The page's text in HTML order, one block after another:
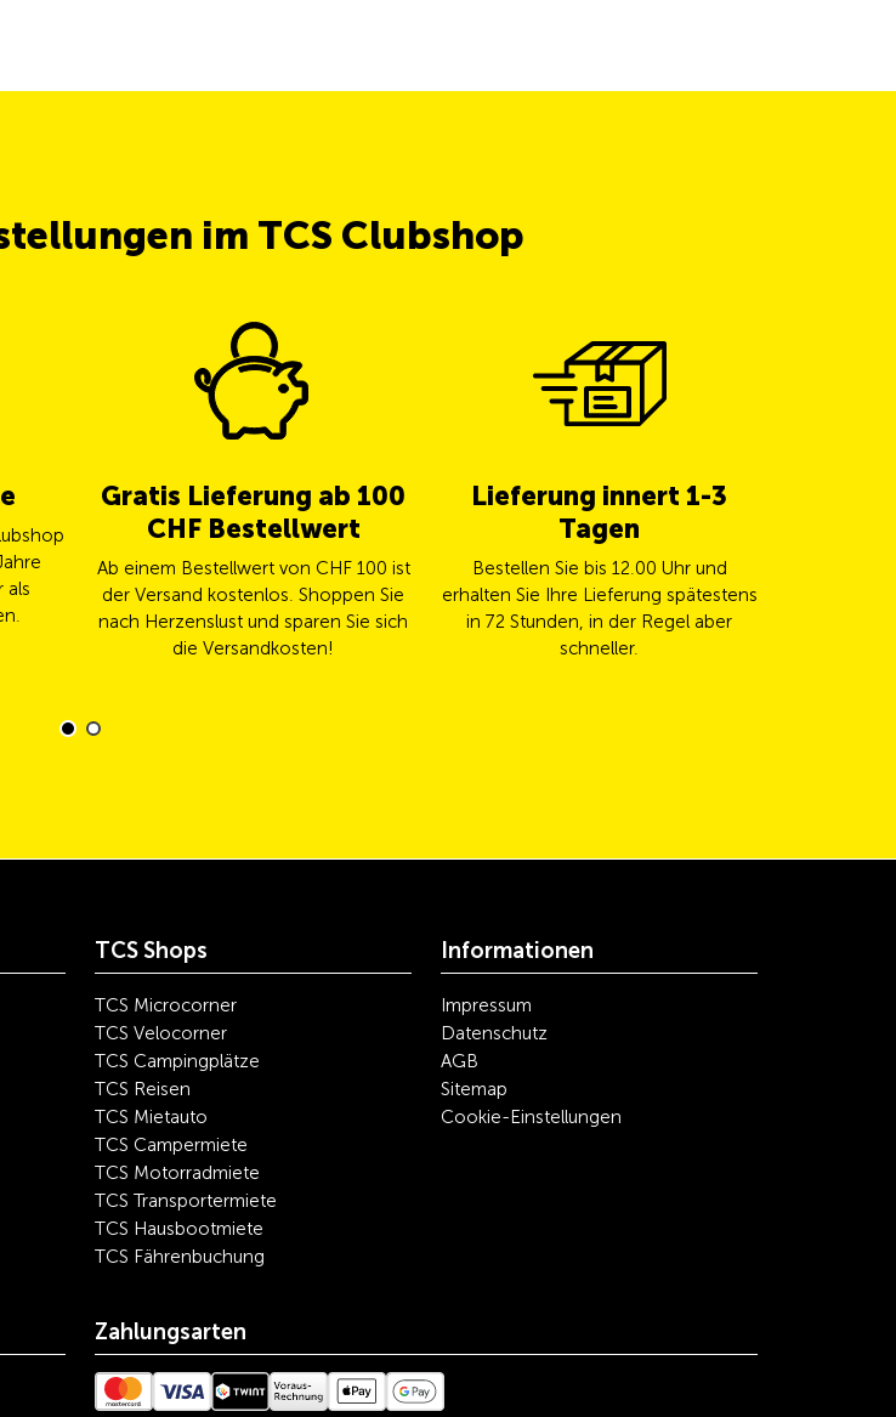
im TCS Clubshop
als
Gratis Lieferung ab 100
CHF Bestellwert
Ab einem Bestellwert von CHF 100 ist
der Versand kostenlos. Shoppen Sie
nach Herzenslust und sparen Sie sich
die Versandkosten!
Lieferung innert 1-3
Tagen
Bestellen Sie bis 12.00 Uhr und
erhalten Sie Ihre Lieferung spätestens
in 72 Stunden, in der Regel aber
schneller.
TCS Shops
TCS Microcorner
TCS Velocorner
TCS Campingplätze
TCS Reisen
TCS Mietauto
TCS Campermiete
TCS Motorradmiete
TCS Transportermiete
TCS Hausbootmiete
TCS Fährenbuchung
Informationen
Impressum
Datenschutz
AGB
Sitemap
Cookie-Einstellungen
Zahlungsarten